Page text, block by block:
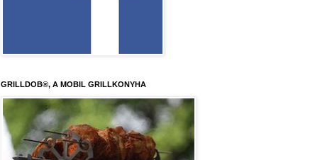
GRILLDOB®, A MOBIL GRILLKONYHA